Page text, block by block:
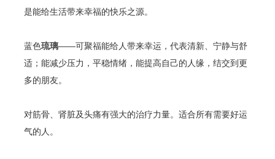
是能给生活带来幸福的快乐之源。
蓝色琉璃——可聚福能给人带来幸运，代表清新、宁静与舒
适；能减少压力，平稳情绪，能提高自己的人缘，结交到更
多的朋友。
对筋骨、肾脏及头痛有强大的治疗力量。适合所有需要好运
气的人。